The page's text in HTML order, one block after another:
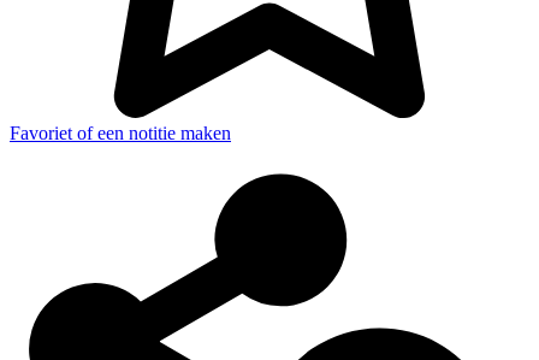
Favoriet of een notitie maken